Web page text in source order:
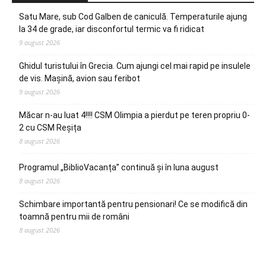
Satu Mare, sub Cod Galben de caniculă. Temperaturile ajung
la 34 de grade, iar disconfortul termic va fi ridicat
9 august 2026
Ghidul turistului în Grecia. Cum ajungi cel mai rapid pe insulele
de vis. Mașină, avion sau feribot
9 august 2026
Măcar n-au luat 4!!!! CSM Olimpia a pierdut pe teren propriu 0-
2 cu CSM Reșița
8 august 2026
Programul „BiblioVacanța” continuă și în luna august
8 august 2026
Schimbare importantă pentru pensionari! Ce se modifică din
toamnă pentru mii de români
8 august 2026